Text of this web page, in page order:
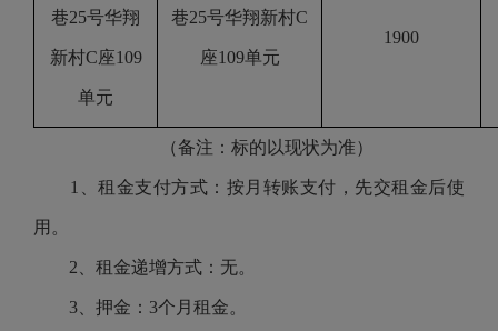
巷25号华翔
新村C座109
单元
巷25号华翔新村C
座109单元
1900
（备注：标的以现状为准）
1、租金支付方式：按月转账支付，先交租金后使
用。
2、租金递增方式：无。
3、押金：3个月租金。